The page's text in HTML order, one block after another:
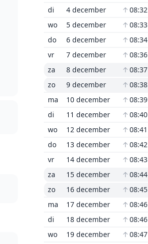
di
4 december ↑ 08:32
wo
5 december ↑ 08:33
do
6 december ↑ 08:34
vr
7 december ↑ 08:36
za
8 december ↑ 08:37
zo
9 december ↑ 08:38
ma
10 december ↑ 08:39
di
11 december ↑ 08:40
wo
12 december ↑ 08:41
do
13 december ↑ 08:42
vr
14 december ↑ 08:43
za
15 december ↑ 08:44
zo
16 december ↑ 08:45
ma
17 december ↑ 08:46
di
18 december ↑ 08:46
wo
19 december ↑ 08:47